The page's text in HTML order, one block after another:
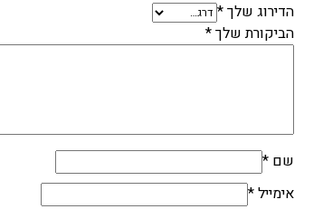
הדירוג שלך*
הביקורת שלך*
שם *
אימייל*